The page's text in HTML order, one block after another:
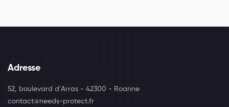
Adresse
52, boulevard d'Arras - 42300 - Roanne
contact@needs-protect.fr